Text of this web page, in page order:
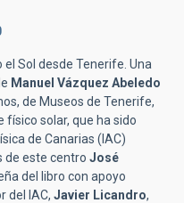
Sol desde Tenerife. Una
Manuel Vázquez Abeledo
de Museos de Tenerife,
físico solar, que ha sido
de Canarias (IAC)
de este centro José
del libro con apoyo
del IAC, Javier Licandro,